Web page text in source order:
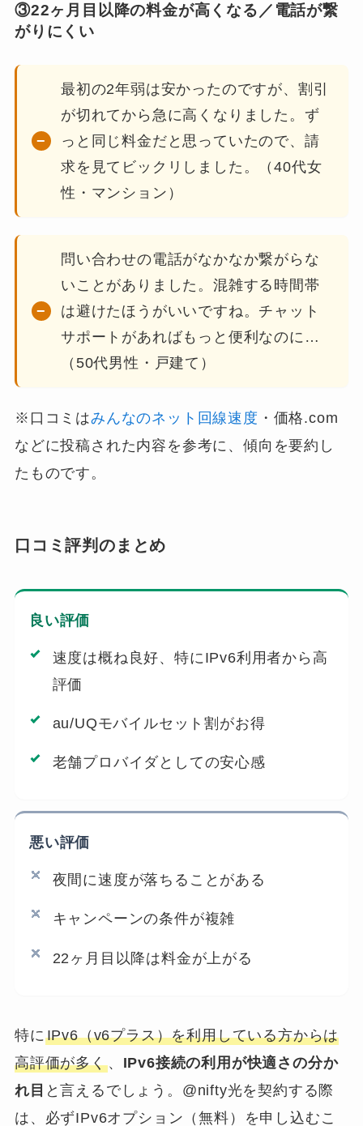
③22ヶ月目以降の料金が高くなる／電話が繋
がりにくい
最初の2年弱は安かったのですが、割引
が切れてから急に高くなりました。ず
っと同じ料金だと思っていたので、請
求を見てビックリしました。（40代女
性・マンション）
問い合わせの電話がなかなか繋がらな
いことがありました。混雑する時間帯
は避けたほうがいいですね。チャット
サポートがあればもっと便利なのに…
（50代男性・戸建て）
※口コミはみんなのネット回線速度 ・価格.com
などに投稿された内容を参考に、傾向を要約し
たものです。
口コミ評判のまとめ
良い評価
速度は概ね良好、特にIPv6利用者から高
評価
au/UQモバイルセット割がお得
老舗プロバイダとしての安心感
悪い評価
夜間に速度が落ちることがある
キャンペーンの条件が複雑
22ヶ月目以降は料金が上がる
特に IPv6（v6プラス）を利用している方からは
高評価が多く、 IPv6接続の利用が快適さの分か
れ目 と言えるでしょう。@nifty光を契約する際
は、必ずIPv6オプション（無料）を申し込むこ